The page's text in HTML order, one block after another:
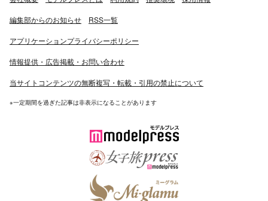
編集部からのお知らせ RSS一覧
アプリケーションプライバシーポリシー
情報提供・広告掲載・お問い合わせ
当サイトコンテンツの無断複写・転載・引用の禁止について
※一定期間を過ぎた記事は非表示になることがあります